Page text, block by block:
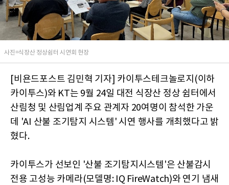
사진=식장산 정상쉼터 시연회 현장
[비욘드포스트 김민혁 기자] 카이투스테크놀로지(이하
카이투스)와 KT는 9월 24일 대전 식장산 정상 쉼터에서
산림청 및 산림업계 주요 관계자 20여명이 참석한 가운
데 'AI 산불 조기탐지 시스템' 시연 행사를 개최했다고 밝
혔다.
카이투스가 선보인 '산불 조기탐지시스템'은 산불감시
전용 고성능 카메라(모델명: IQ FireWatch)와 연기 냄새